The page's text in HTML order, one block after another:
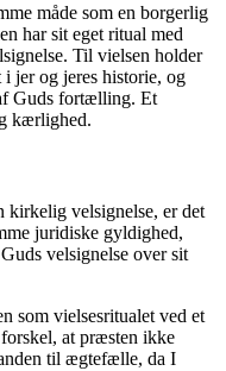
måde som en borgerlig
har sit eget ritual med
Til vielsen holder
jer og jeres historie, og
Guds fortælling. Et
kærlighed.
kirkelig velsignelse, er det
juridiske gyldighed,
velsignelse over sit
som vielsesritualet ved et
at præsten ikke
til ægtefælle, da I